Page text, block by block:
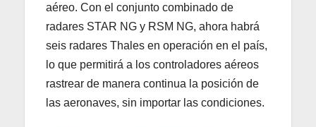
aéreo. Con el conjunto combinado de
radares STAR NG y RSM NG, ahora habrá
seis radares Thales en operación en el país,
lo que permitirá a los controladores aéreos
rastrear de manera continua la posición de
las aeronaves, sin importar las condiciones.